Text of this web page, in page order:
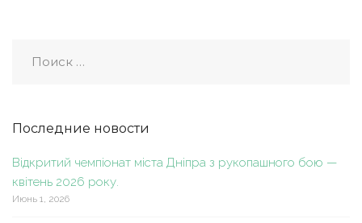
Последние новости
Відкритий чемпіонат міста Дніпра з рукопашного бою —
квітень 2026 року.
Июнь 1, 2026